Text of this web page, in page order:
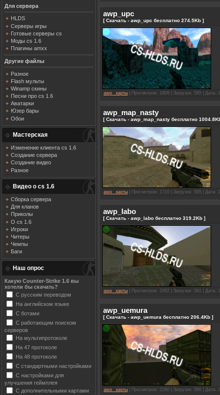
Для сервера
HLDS
Серверы игры
Готовые серверы cs
Моды cs 1.6
Плагины amxx
Другие файлы
Разное
Flash мульты
Winamp скины
Песни про cs 1.6
Аватарки
Юзер бары
Обои
Мастерская
Изменение клиента cs 1.6
Создание сервера
Создание видео
Разное
Видео о cs 1.6
Сборка сервера
Для кланов
Приколы
О cs 1.6
Игроки
Читеры
Чемпы
Баги
Наш опрос
Какую Counter-Strike 1.6 вы
хотели бы скачать?
С русским переводом
На английском языке
С ботами
С работающим поиском
серверов
На мультипротоколе
На 47 протоколе
На 48 протоколе
С стандартными настройками
С настройками для
улучшения геймплея
С дополнительными картами
awp_upc
[ Скачать - awp_upc бесплатно 274.5Kb ]
awp_ карты | Просмотров: 1809 | Загрузок: 585 | Дата:
awp_map_nasty
[ Скачать - awp_map_nasty бесплатно
awp_ карты | Просмотров: 1710 | Загрузок: 585 | Дата:
awp_labo
[ Скачать - awp_labo бесплатно 319.2Kb ]
awp_ карты | Просмотров: 2092 | Загрузок: 581 | Дата:
awp_uemura
[ Скачать - awp_uemura бесплатно 206.4Kb ]
awp_ карты | Просмотров: 2280 | Загрузок: 580 | Дата: